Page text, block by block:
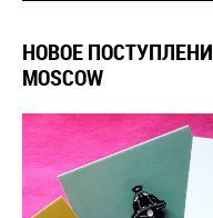
НОВОЕ
MOSCOW